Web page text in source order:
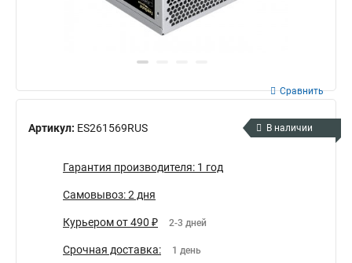
Артикул: ES261569RUS
Сравнить
В наличии
Гарантия производителя: 1 год
Самовывоз: 2 дня
Курьером от 490 ₽ 2-3 дней
Срочная доставка: 1 день